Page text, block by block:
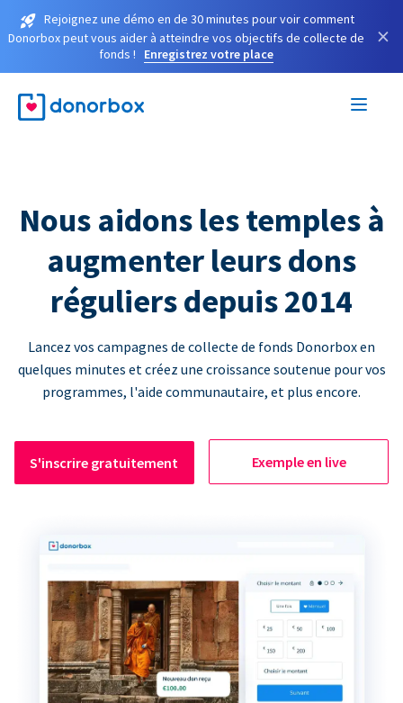
Rejoignez une démo en de 30 minutes pour voir comment
Donorbox peut vous aider à atteindre vos objectifs de collecte de
fonds !
Enregistrez votre place
×
Nous aidons les temples à
augmenter leurs dons
réguliers depuis 2014
Lancez vos campagnes de collecte de fonds Donorbox en
quelques minutes et créez une croissance soutenue pour vos
programmes, l'aide communautaire, et plus encore.
S'inscrire gratuitement Exemple en live